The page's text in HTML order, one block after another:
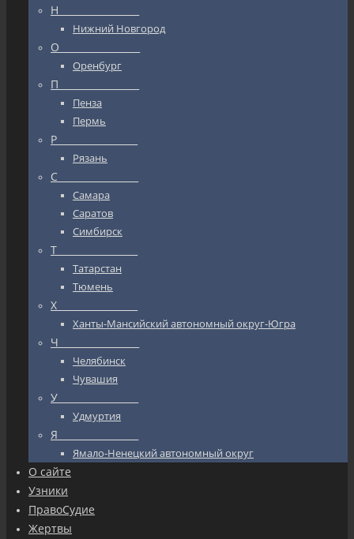
Н_________________
Нижний Новгород
О_________________
Оренбург
П_________________
Пенза
Пермь
Р_________________
Рязань
С_________________
Самара
Саратов
Симбирск
Т_________________
Татарстан
Тюмень
Х_________________
Ханты-Мансийский автономный округ-Югра
Ч_________________
Челябинск
Чувашия
У_________________
Удмуртия
Я_________________
Ямало-Ненецкий автономный округ
О сайте
Узники
ПравоСудие
Жертвы